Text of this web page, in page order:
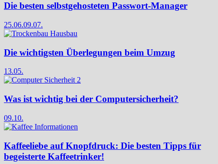
Die besten selbstgehosteten Passwort-Manager
25.06.09.07.
Die wichtigsten Überlegungen beim Umzug
13.05.
Was ist wichtig bei der Computersicherheit?
09.10.
Kaffeeliebe auf Knopfdruck: Die besten Tipps für
begeisterte Kaffeetrinker!